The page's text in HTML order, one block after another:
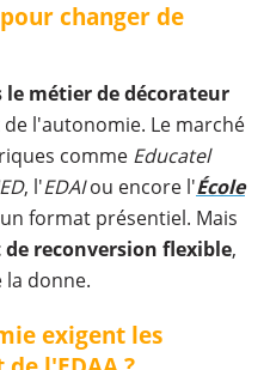
changer de
métier de décorateur
l'autonomie. Le marché
comme Educatel
, l'EDAIou encore l'École
format présentiel. Mais
reconversion flexible,
la donne.
exigent les